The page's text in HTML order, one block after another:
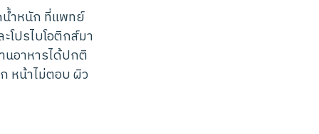
น้ำหนัก ที่แพทย์
ปรไบโอติกส์มา
นอาหารได้ปกติ
หน้าไม่ตอบ ผิว